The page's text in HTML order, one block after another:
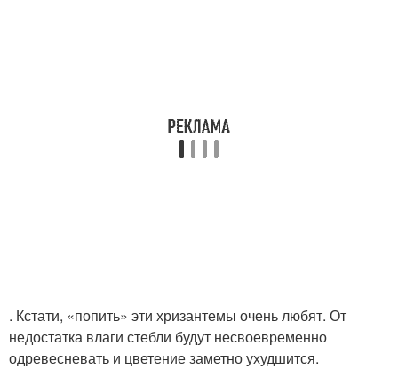
. Кстати, «попить» эти хризантемы очень любят. От
недостатка влаги стебли будут несвоевременно
одревесневать и цветение заметно ухудшится.